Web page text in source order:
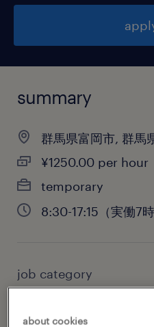
summary
群馬県富岡市, 群馬
¥1250.00 per hour
temporary
8:30-17:15（実働7
job category
about cookies